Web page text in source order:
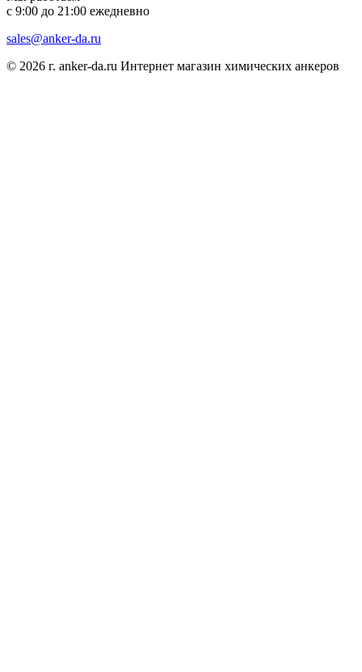
с 9:00 до 21:00 ежедневно
sales@anker-da.ru
© 2026 г. anker-da.ru Интернет магазин химических анкеров